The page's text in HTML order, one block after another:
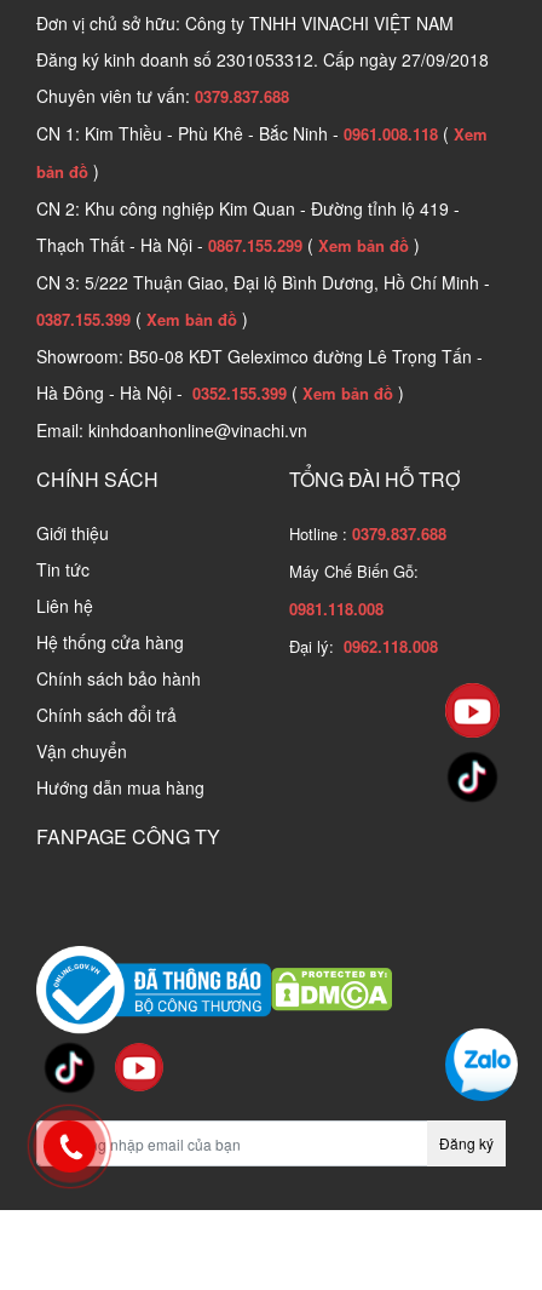
Ốc cam là một loại phụ kiện được sử dụng trong thi
công đồ gỗ nội thất, có chức năng liên kết các thành
phần rời rạc của một module (khoang tủ, hộp, thùng…)
thành một sản phẩm hoàn chỉnh và liền mạch.
Ốc cam được làm từ các chất liệu cứng như thép, hợp
kim kẽm, sắt để đảm bảo độ chịu lực và chắc chắn cho
sản phẩm.
2. Công dụng và tính năng của Ốc cam
2.1 Công dụng
Công dụng của ốc cam là giúp liên kết các thành phần
rời rạc của nội thất gỗ, tăng tính thẩm mỹ, cơ động và
bền bỉ cho sản phẩm. Sản phẩm còn được gọi là ốc
công nội thất.
2.2 Tính năng
- Liên kết các thành phần rời rạc của nội thất gỗ, tạo
thành một sản phẩm hoàn chỉnh và liền lạc.
- Tăng tính thẩm mỹ, cơ động và bền bỉ cho sản phẩm
Đơn vị chủ sở hữu: Công ty TNHH VINACHI VIỆT NAM
Đăng ký kinh doanh số 2301053312. Cấp ngày 27/09/2018
Chuyên viên tư vấn: 0379.837.688
CN 1: Kim Thiều - Phù Khê - Bắc Ninh - 0961.008.118 ( Xem
bản đồ )
CN 2: Khu công nghiệp Kim Quan - Đường tỉnh lộ 419 -
Thạch Thất - Hà Nội - 0867.155.299 ( Xem bản đồ )
CN 3: 5/222 Thuận Giao, Đại lộ Bình Dương, Hồ Chí Minh -
0387.155.399 ( Xem bản đồ )
Showroom: B50-08 KĐT Geleximco đường Lê Trọng Tấn -
Hà Đông - Hà Nội - 0352.155.399 ( Xem bản đồ )
Email: kinhdoanhonline@vinachi.vn
CHÍNH SÁCH
Giới thiệu
Tin tức
Liên hệ
Hệ thống cửa hàng
Chính sách bảo hành
Chính sách đổi trả
Vận chuyển
Hướng dẫn mua hàng
TỔNG ĐÀI HỖ TRỢ
Hotline : 0379.837.688
Máy Chế Biến Gỗ:
0981.118.008
Đại lý: 0962.118.008
FANPAGE CÔNG TY
Đăng ký